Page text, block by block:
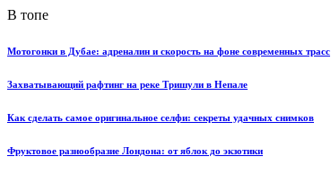
В топе
Мотогонки в Дубае: адреналин и скорость на фоне современных трасс
Захватывающий рафтинг на реке Тришули в Непале
Как сделать самое оригинальное селфи: секреты удачных снимков
Фруктовое разнообразие Лондона: от яблок до экзотики